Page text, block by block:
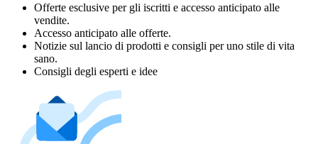
Offerte esclusive per gli iscritti e accesso anticipato alle
vendite.
Accesso anticipato alle offerte.
Notizie sul lancio di prodotti e consigli per uno stile di vita
sano.
Consigli degli esperti e idee